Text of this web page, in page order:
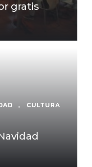
gratis
,
CULTURA